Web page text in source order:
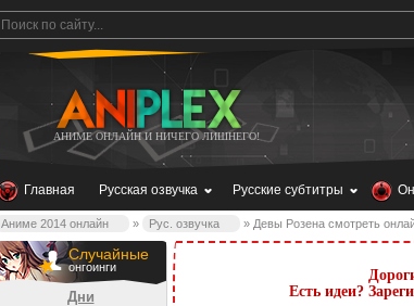
АНИМЕ ОНЛАЙН И НИЧЕГО ЛИШНЕГО!
Главная Русская озвучка Русские субтитры
Аниме 2014 онлайн » Рус. озвучка » Девы Розена смотреть
Случайные
онгоинги
Дни
Есть идеи?